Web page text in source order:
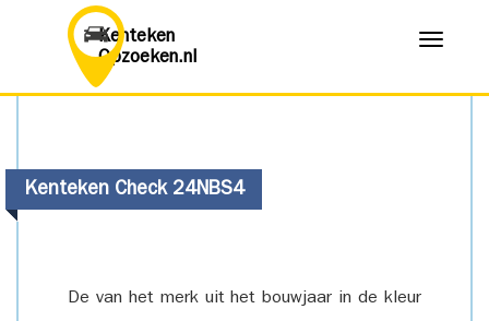
Kenteken
Opzoeken.nl
Menu
Kenteken Check 24NBS4
De van het merk uit het bouwjaar in de kleur